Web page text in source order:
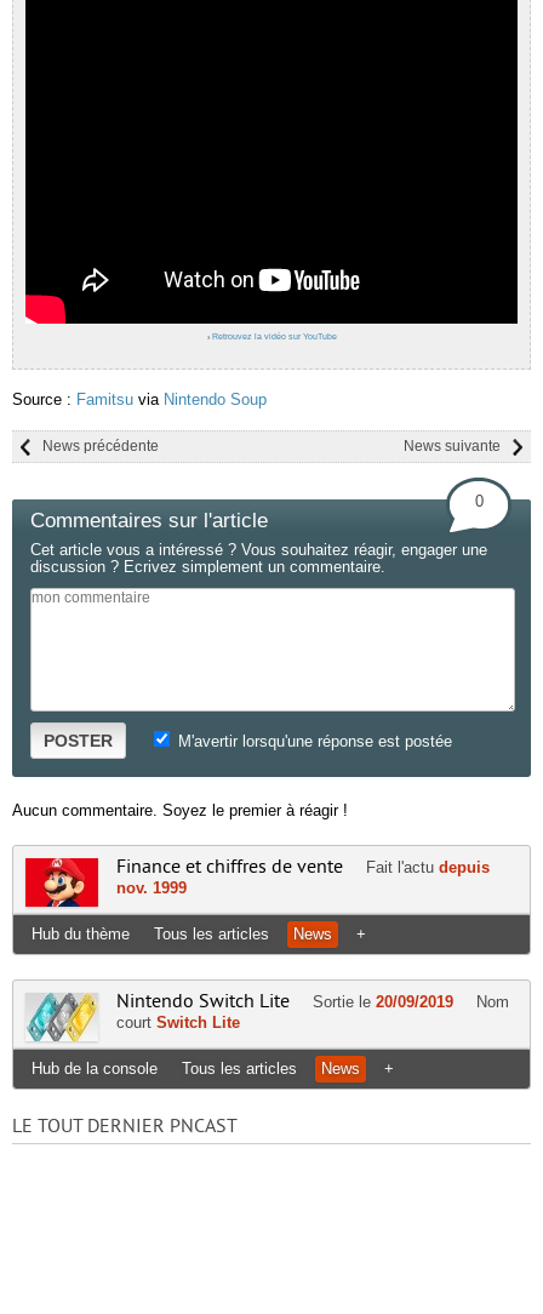
› Retrouvez la vidéo sur YouTube
Source : Famitsu via Nintendo Soup
News suivante
News précédente
Commentaires sur l'article
0
Cet article vous a intéressé ? Vous souhaitez réagir, engager une
discussion ? Ecrivez simplement un commentaire.
POSTER M'avertir lorsqu'une réponse est postée
Aucun commentaire. Soyez le premier à réagir !
Finance et chiffres de vente Fait l'actu depuis
nov. 1999
Hub du thème Tous les articles News +
Nintendo Switch Lite Sortie le 20/09/2019
Nom
court Switch Lite
Hub de la console Tous les articles News +
LE TOUT DERNIER PNCAST